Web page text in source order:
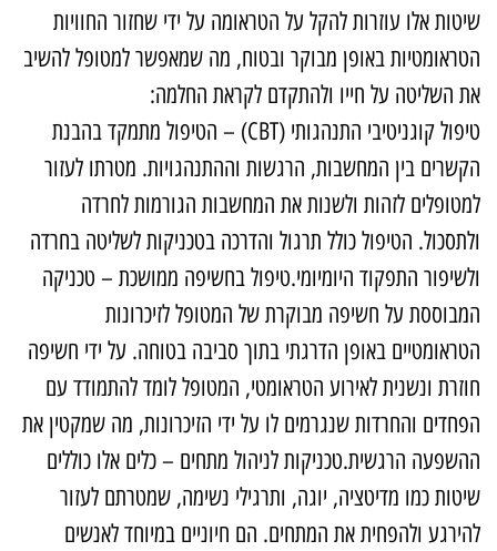
אלו עוזרות להקל על הטראומה על ידי שחזור החוויות
באופן מבוקר ובטוח, מה שמאפשר למטופל להשיב
השליטה על חייו ולהתקדם לקראת החלמה:
קוגניטיבי התנהגותי (CBT) – הטיפול מתמקד בהבנת
בין המחשבות, הרגשות וההתנהגויות. מטרתו לעזור
לזהות ולשנות את המחשבות הגורמות לחרדה
הטיפול כולל תרגול והדרכה בטכניקות לשליטה בחרדה
התפקוד היומיומי.טיפול בחשיפה ממושכת – טכניקה
על חשיפה מבוקרת של המטופל לזיכרונות
באופן הדרגתי בתוך סביבה בטוחה. על ידי חשיפה
ונשנית לאירוע הטראומטי, המטופל לומד להתמודד עם
והחרדות שנגרמים לו על ידי הזיכרונות, מה שמקטין את
הרגשית.טכניקות לניהול מתחים – כלים אלו כוללים
כמו מדיטציה, יוגה, ותרגילי נשימה, שמטרתם לעזור
ולהפחית את המתחים. הם חיוניים במיוחד לאנשים